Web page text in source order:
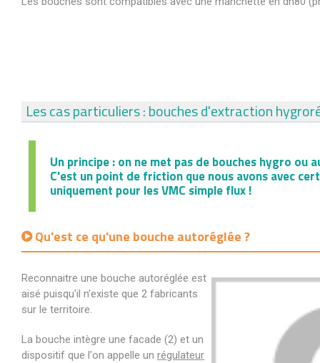
Les cas particuliers : bouches d'extraction
Un principe : on ne met pas de bouches hygro
C'est un point de friction que nous avons avec
uniquement pour les VMC simple flux !
Qu'est ce qu'une bouche autoréglée ?
Reconnaitre une bouche autoréglée est
aisé puisqu'il n'existe que 2 fabricants
sur le territoire.
La bouche intègre une facade (2) et un
dispositif que l'on appelle un régulateur